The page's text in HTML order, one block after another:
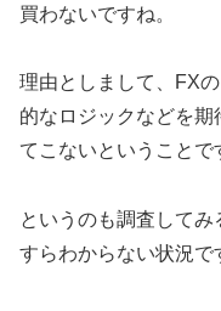
買わないですね。
理由としまして、FX
的なロジックなどを
てこないということで
というのも調査して
すらわからない状況で